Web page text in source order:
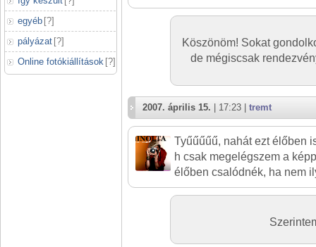
egyéb [?]
pályázat [?]
Online fotókiállítások [?]
Köszönöm! Sokat
de mégiscsak
2007. április 15. | 17:23 | tremt
Tyűűűűű, nahát ezt élőben
h csak megelégszem a
élőben csalódnék, ha nem